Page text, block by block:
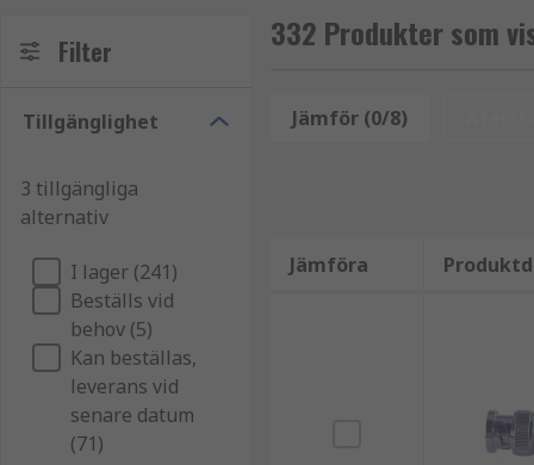
Produkterna är utvecklade för att fungera över
Vanliga användningsområden för RF-dämpare
RF-dämpare används när signalnivån behöver
Typiska användningsområden är:
Kommunikations- och radiosystem
Antennsystem och signaldistribution
Laboratorie- och utvecklingsmiljöer
Olika typer av radiofrekvensdämpare
Filter
Tillgänglighet
3 tillgängliga
alternativ
I lager (241)
Beställs vid
behov (5)
Kan beställas,
leverans vid
senare datum
(71)
332 Produkter som
Jämför (0/8)
Jämföra